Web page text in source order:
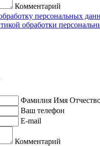
Комментарий
персональных
обработки
Фамилия Имя
Ваш телефон
E-mail
Комментарий